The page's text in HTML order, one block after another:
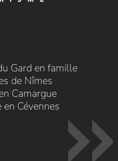
Gard en famille
de Nîmes
Camargue
en Cévennes